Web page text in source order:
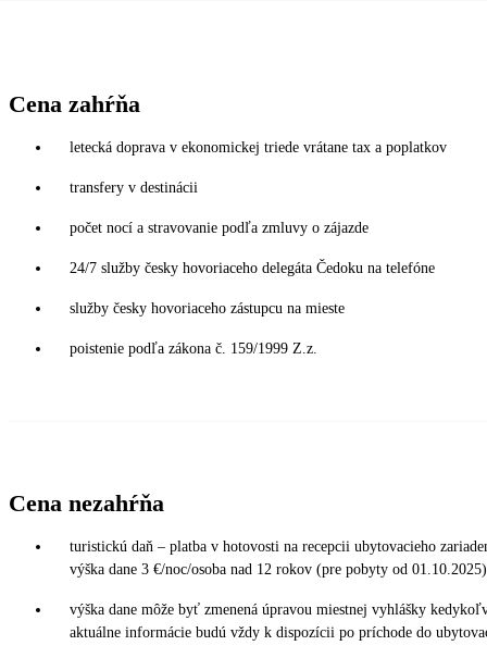
Cena zahŕňa
letecká doprava v ekonomickej triede vrátane tax a poplatkov
transfery v destinácii
počet nocí a stravovanie podľa zmluvy o zájazde
24/7 služby česky hovoriaceho delegáta Čedoku na telefóne
služby česky hovoriaceho zástupcu na mieste
poistenie podľa zákona č. 159/1999 Z.z.
Cena nezahŕňa
turistickú daň – platba v hotovosti na recepcii ubytovacieho
výška dane 3 €/noc/osoba nad 12 rokov (pre pobyty od 01.10.2025)
výška dane môže byť zmenená úpravou miestnej vyhlášky
aktuálne informácie budú vždy k dispozícii po príchode do